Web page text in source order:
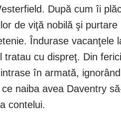
După cum îi
de viţă nobilă şi purtare
Îndurase vacanţele
cu dispreţ. Din
în armată,
naiba avea Daventry
contelui.